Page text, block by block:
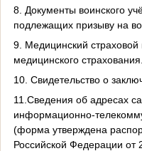
8. Документы воинского
подлежащих призыву на
9. Медицинский страховой
медицинского страхования.
10. Свидетельство о
11.Сведения об адресах
информационно-
(форма утверждена
Российской Федерации от